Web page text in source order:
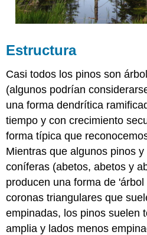
Estructura
Casi todos los pinos son
(algunos podrían
una forma dendrítica
tiempo y con crecimiento
forma típica que
Mientras que algunos pinos
coníferas (abetos, abetos y
producen una forma de
coronas triangulares que
empinadas, los pinos suelen
amplia y lados menos